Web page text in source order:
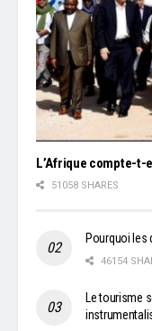
L’Afrique compte-t-
51058 SHARES
Pourquoi les
46154
Le tourisme